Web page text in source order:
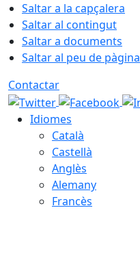
Saltar a la capçalera
Saltar al contingut
Saltar a documents
Saltar al peu de pàgina
Contactar
Idiomes
Català
Castellà
Anglès
Alemany
Francès